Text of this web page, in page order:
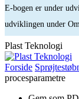
E-bogen er under
udviklingen under
Plast Teknologi
Forside
procesparametre